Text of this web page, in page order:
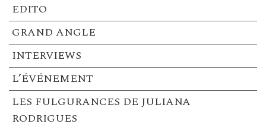
EDITO
GRAND ANGLE
INTERVIEWS
L’ÉVÉNEMENT
LES FULGURANCES DE JULIANA
RODRIGUES